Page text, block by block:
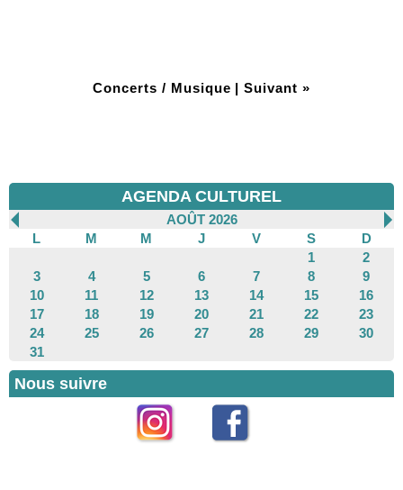
Concerts / Musique | Suivant »
AGENDA CULTUREL
AOÛT 2026
L
M M J V S
D
1
2
3
4 5 6 7 8
9
10
11 12 13 14 15
16
17
18 19 20 21 22
23
24
25 26 27 28 29
30
31
Nous suivre